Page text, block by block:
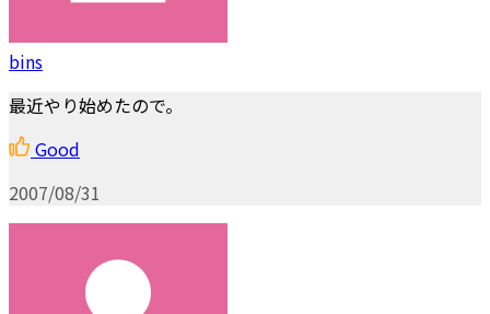
bins
最近やり始めたので。
Good
2007/08/31